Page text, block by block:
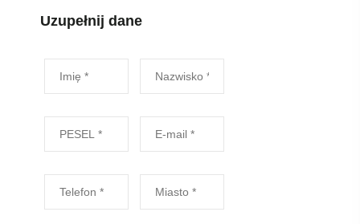
Uzupełnij dane